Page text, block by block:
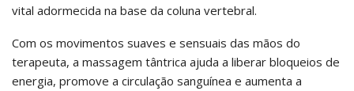
vital adormecida na base da coluna vertebral.
Com os movimentos suaves e sensuais das mãos do
terapeuta, a massagem tântrica ajuda a liberar bloqueios de
energia, promove a circulação sanguínea e aumenta a